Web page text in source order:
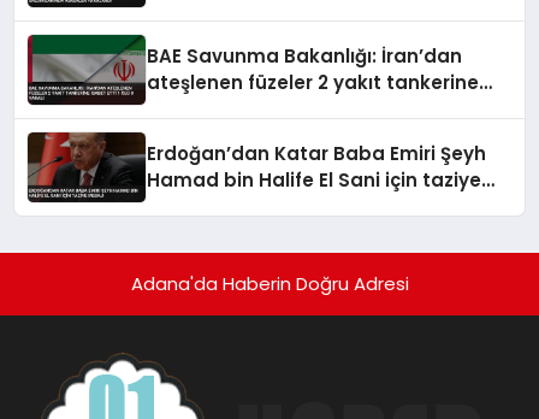
BAE Savunma Bakanlığı: İran’dan
ateşlenen füzeler 2 yakıt tankerine
Erdoğan’dan Katar Baba Emiri Şeyh
Hamad bin Halife El Sani için taziye
Adana'da Haberin Doğru Adresi